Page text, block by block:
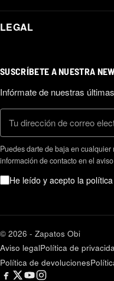
LEGAL
SUSCRÍBETE A NUESTRA
Infórmate de nuestras
Puedes darte de baja en
información de contacto en el
He leído y acepto la
© 2026 - Zapatos Obi
Aviso legalPolítica de
Política de devoluciones